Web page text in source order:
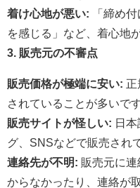
着け心地が悪い: 「締め
を感じる」など、着心地
3. 販売元の不審点
販売価格が極端に安い: 正
されていることが多いです
販売サイトが怪しい: 日
グ、SNSなどで販売され
連絡先が不明: 販売元に
からなかったり、連絡が